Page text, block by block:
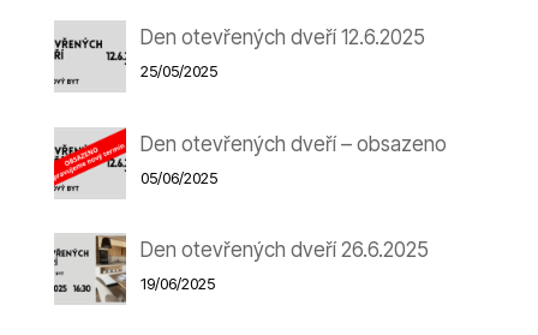
Den otevřených dveří 12.6.2025
25/05/2025
Den otevřených dveří – obsazeno
05/06/2025
Den otevřených dveří 26.6.2025
19/06/2025